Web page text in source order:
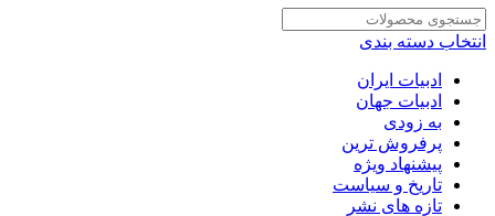
انتخاب دسته بندی
ادبیات ایران
ادبیات جهان
به زودی
پرفروش ترین
پیشنهاد ویژه
تاریخ و سیاست
تازه های نشر